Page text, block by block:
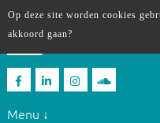
Menu ↓
Op deze site worden cookies
akkoord gaan?